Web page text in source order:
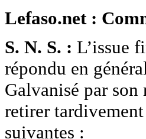
Lefaso.net :
S. N. S. : L’issue
répondu en
Galvanisé par
retirer
suivantes :